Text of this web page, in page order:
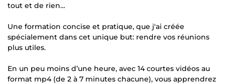
tout et de rien…
Une formation concise et pratique, que j'ai créée
spécialement dans cet unique but: rendre vos réunions
plus utiles.
En un peu moins d’une heure, avec 14 courtes vidéos au
format mp4 (de 2 à 7 minutes chacune), vous apprendrez